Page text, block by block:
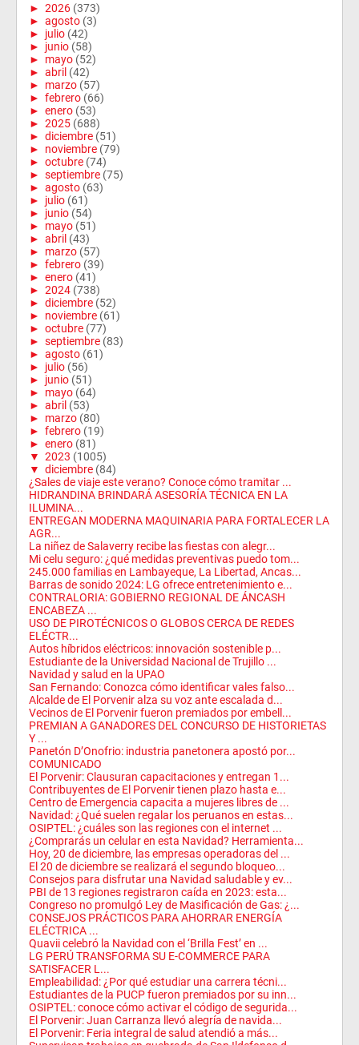
► 2026 (373)
► agosto (3)
► julio (42)
► junio (58)
► mayo (52)
► abril (42)
► marzo (57)
► febrero (66)
► enero (53)
► 2025 (688)
► diciembre (51)
► noviembre (79)
► octubre (74)
► septiembre (75)
► agosto (63)
► julio (61)
► junio (54)
► mayo (51)
► abril (43)
► marzo (57)
► febrero (39)
► enero (41)
► 2024 (738)
► diciembre (52)
► noviembre (61)
► octubre (77)
► septiembre (83)
► agosto (61)
► julio (56)
► junio (51)
► mayo (64)
► abril (53)
► marzo (80)
► febrero (19)
► enero (81)
▼ 2023 (1005)
▼ diciembre (84)
¿Sales de viaje este verano? Conoce cómo tramitar ...
HIDRANDINA BRINDARÁ ASESORÍA TÉCNICA EN LA
ILUMINA...
ENTREGAN MODERNA MAQUINARIA PARA FORTALECER LA
AGR...
La niñez de Salaverry recibe las fiestas con alegr...
Mi celu seguro: ¿qué medidas preventivas puedo tom...
245.000 familias en Lambayeque, La Libertad, Ancas...
Barras de sonido 2024: LG ofrece entretenimiento e...
CONTRALORIA: GOBIERNO REGIONAL DE ÁNCASH
ENCABEZA ...
USO DE PIROTÉCNICOS O GLOBOS CERCA DE REDES
ELÉCTR...
Autos híbridos eléctricos: innovación sostenible p...
Estudiante de la Universidad Nacional de Trujillo ...
Navidad y salud en la UPAO
San Fernando: Conozca cómo identificar vales falso...
Alcalde de El Porvenir alza su voz ante escalada d...
Vecinos de El Porvenir fueron premiados por embell...
PREMIAN A GANADORES DEL CONCURSO DE HISTORIETAS
Y ...
Panetón D’Onofrio: industria panetonera apostó por...
COMUNICADO
El Porvenir: Clausuran capacitaciones y entregan 1...
Contribuyentes de El Porvenir tienen plazo hasta e...
Centro de Emergencia capacita a mujeres libres de ...
Navidad: ¿Qué suelen regalar los peruanos en estas...
OSIPTEL: ¿cuáles son las regiones con el internet ...
¿Comprarás un celular en esta Navidad? Herramienta...
Hoy, 20 de diciembre, las empresas operadoras del ...
El 20 de diciembre se realizará el segundo bloqueo...
Consejos para disfrutar una Navidad saludable y ev...
PBI de 13 regiones registraron caída en 2023: esta...
Congreso no promulgó Ley de Masificación de Gas: ¿...
CONSEJOS PRÁCTICOS PARA AHORRAR ENERGÍA
ELÉCTRICA ...
Quavii celebró la Navidad con el ‘Brilla Fest’ en ...
LG PERÚ TRANSFORMA SU E-COMMERCE PARA
SATISFACER L...
Empleabilidad: ¿Por qué estudiar una carrera técni...
Estudiantes de la PUCP fueron premiados por su inn...
OSIPTEL: conoce cómo activar el código de segurida...
El Porvenir: Juan Carranza llevó alegría de navida...
El Porvenir: Feria integral de salud atendió a más...